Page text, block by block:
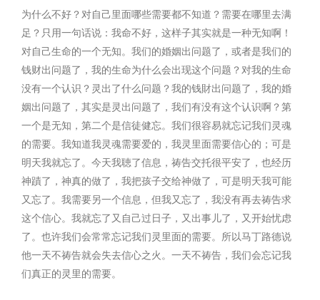
为什么不好？对自己里面哪些需要都不知道？需要在哪里去满
足？只用一句话说：我命不好，这样子其实就是一种无知啊！
对自己生命的一个无知。我们的婚姻出问题了，或者是我们的
钱财出问题了，我的生命为什么会出现这个问题？对我的生命
没有一个认识？灵出了什么问题？我的钱財出问题了，我的婚
姻出问题了，其实是灵出问题了，我们有没有这个认识啊？第
一个是无知，第二个是信徒健忘。我们很容易就忘记我们灵魂
的需要。我知道我灵魂需要爱的，我灵里面需要信心的；可是
明天我就忘了。今天我聴了信息，祷告交托很平安了，也经历
神蹟了，神真的做了，我把孩子交给神做了，可是明天我可能
又忘了。我需要另一个信息，但我又忘了，我没有再去祷告求
这个信心。我就忘了又自己过日子，又出事儿了，又开始忧虑
了。也许我们会常常忘记我们灵里面的需要。所以马丁路德说
他一天不祷告就会失去信心之火。一天不祷告，我们会忘记我
们真正的灵里的需要。